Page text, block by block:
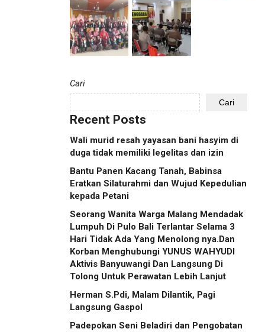
Cari
Cari
Recent Posts
Wali murid resah yayasan bani hasyim di
duga tidak memiliki legelitas dan izin
Bantu Panen Kacang Tanah, Babinsa
Eratkan Silaturahmi dan Wujud Kepedulian
kepada Petani
Seorang Wanita Warga Malang Mendadak
Lumpuh Di Pulo Bali Terlantar Selama 3
Hari Tidak Ada Yang Menolong nya.Dan
Korban Menghubungi YUNUS WAHYUDI
Aktivis Banyuwangi Dan Langsung Di
Tolong Untuk Perawatan Lebih Lanjut
Herman S.Pdi, Malam Dilantik, Pagi
Langsung Gaspol
Padepokan Seni Beladiri dan Pengobatan